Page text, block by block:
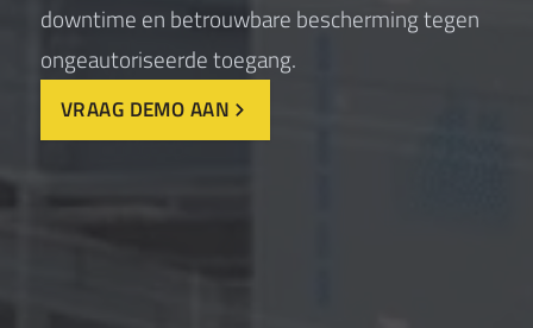
downtime en betrouwbare bescherming tegen
ongeautoriseerde toegang.
VRAAG DEMO AAN